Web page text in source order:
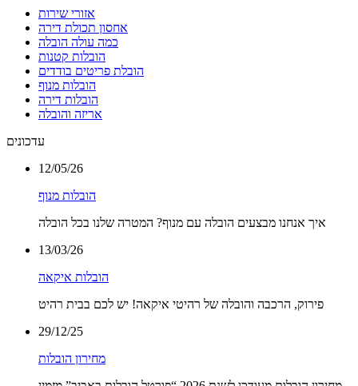
אזורי שירות
אחסון תכולת דירה
כמה עולה הובלה
הובלות קטנות
הובלת פריטים בודדים
הובלות מנוף
הובלות דירה
אריזה והובלה
עדכונים
12/05/26
הובלות מנוף
איך אנחנו מבצעים הובלה עם מנוף? המטרה שלנו בכל הובלה
13/03/26
הובלות איקאה
פירוק, הרכבה והובלה של רהיטי איקאה! יש לכם בבית רהיט
29/12/25
מחירון הובלות